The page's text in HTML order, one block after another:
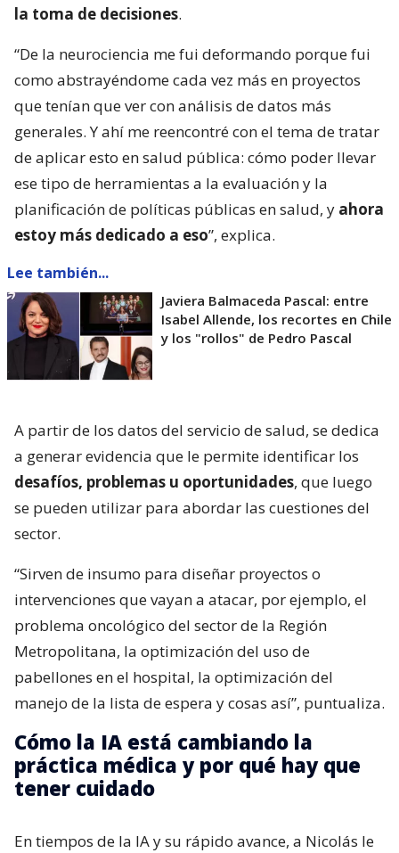
la toma de decisiones.
“De la neurociencia me fui deformando porque fui
como abstrayéndome cada vez más en proyectos
que tenían que ver con análisis de datos más
generales. Y ahí me reencontré con el tema de tratar
de aplicar esto en salud pública: cómo poder llevar
ese tipo de herramientas a la evaluación y la
planificación de políticas públicas en salud, y ahora
estoy más dedicado a eso”, explica.
Lee también...
Javiera Balmaceda Pascal: entre
Isabel Allende, los recortes en Chile
y los "rollos" de Pedro Pascal
A partir de los datos del servicio de salud, se dedica
a generar evidencia que le permite identificar los
desafíos, problemas u oportunidades, que luego
se pueden utilizar para abordar las cuestiones del
sector.
“Sirven de insumo para diseñar proyectos o
intervenciones que vayan a atacar, por ejemplo, el
problema oncológico del sector de la Región
Metropolitana, la optimización del uso de
pabellones en el hospital, la optimización del
manejo de la lista de espera y cosas así”, puntualiza.
Cómo la IA está cambiando la
práctica médica y por qué hay que
tener cuidado
En tiempos de la IA y su rápido avance, a Nicolás le